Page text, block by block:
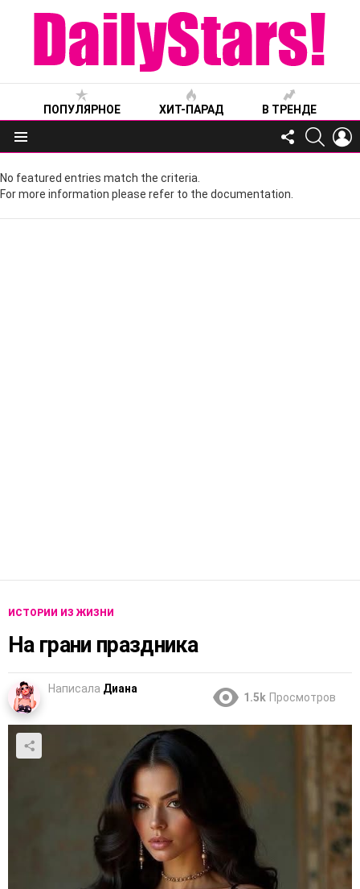
ПОПУЛЯРНОЕ ХИТ-ПАРАД В ТРЕНДЕ
Меню
FOLLOW
US
No featured entries match the criteria.
For more information please refer to the documentation.
ИСТОРИИ ИЗ ЖИЗНИ
На грани праздника
Написала Диана
1.5k Просмотров